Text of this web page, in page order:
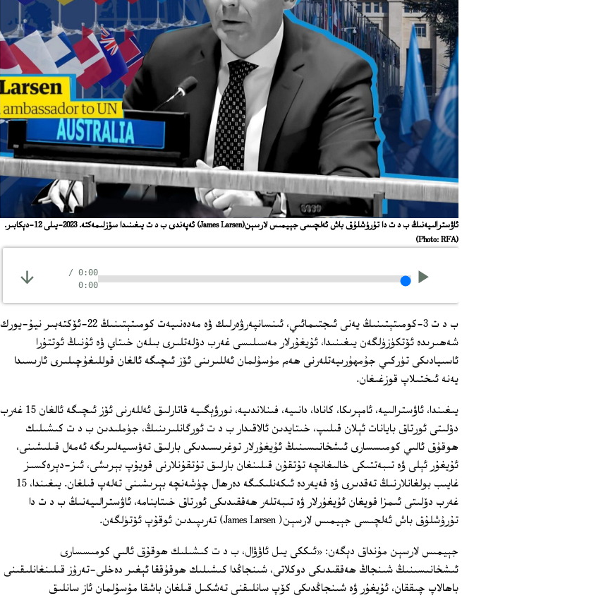
ئاۋسترالىيەنىڭ ب د ت دا تۇرۇشلۇق باش ئەلچىسى جېيمىس لارسېن(James Larsen) ئەپەندى ب د ت يىغىنىدا سۆزلىمەكتە. 2023-يىلى 12-دېكابىر.
(Photo: RFA)
0:00
/
0:00
ب د ت 3-كومىتېتىنىڭ يەنى ئىجتىمائىي، ئىنسانپەرۋەرلىك ۋە مەدەنىيەت كومىتېتىنىڭ 22-ئۆكتەبىر نيۇ-يورك
شەھىرىدە ئۆتكۈزۈلگەن يىغىنىدا، ئۇيغۇرلار مەسىلىسى غەرب دۆلەتلىرى بىلەن خىتاي ۋە ئۇنىڭ ئوتتۇرا
ئاسىيادىكى تۈركىي جۇمھۇرىيەتلەرنى ھەم مۇسۇلمان ئەللىرىنى ئۆز ئىچىگە ئالغان قوللىغۇچىلىرى ئارىسىدا
يەنە ئىختىلاپ قوزغىغان.
يىغىندا، ئاۋسترالىيە، ئامېرىكا، كانادا، دانىيە، فىنلاندىيە، نورۋېگىيە قاتارلىق ئەللەرنى ئۆز ئىچىگە ئالغان 15 غەرب
دۆلىتى ئورتاق بايانات ئېلان قىلىپ، خىتايدىن ئالاقىدار ب د ت ئورگانلىرىنىڭ، جۈملىدىن ب د ت كىشىلىك
ھوقۇق ئالىي كومىسسارى ئىشخانىسىنىڭ ئۇيغۇرلار توغرىسىدىكى بارلىق تەۋسىيەلىرىگە ئەمەل قىلىشىنى،
ئۇيغۇر ئېلى ۋە تىبەتتىكى خالىغانچە تۇتقۇن قىلىنغان بارلىق تۇتقۇنلارنى قويۇپ بېرىشى، ئىز-دېرەكسىز
غايىب بولغانلارنىڭ تەقدىرى ۋە قەيەردە ئىكەنلىكىگە دەرھال چۈشەنچە بېرىشىنى تەلەپ قىلغان. يىغىندا، 15
غەرب دۆلىتى ئىمزا قويغان ئۇيغۇرلار ۋە تىبەتلەر ھەققىدىكى ئورتاق خىتابنامە، ئاۋسترالىيەنىڭ ب د ت دا
تۇرۇشلۇق باش ئەلچىسى جېيمىس لارسېن( James Larsen) تەرىپىدىن ئوقۇپ ئۆتۈلگەن.
جېيمىس لارسېن مۇنداق دېگەن: «ئىككى يىل ئاۋۋال، ب د ت كىشىلىك ھوقۇق ئالىي كومىسسارى
ئىشخانىسىنىڭ شىنجاڭ ھەققىدىكى دوكلاتى، شىنجاڭدا كىشىلىك ھوقۇققا ئېغىر دەخلى-تەرۇز قىلىنغانلىقىنى
باھالاپ چىققان، ئۇيغۇر ۋە شىنجاڭدىكى كۆپ سانلىقنى تەشكىل قىلغان باشقا مۇسۇلمان ئاز سانلىق